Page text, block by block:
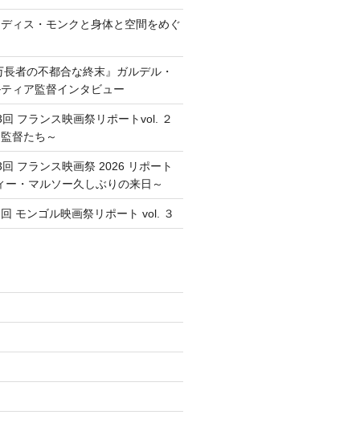
ィス・モンクと身体と空間をめぐ
者の不都合な終末』ガルデル・
ィア監督インタビュー
フランス映画祭リポートvol. ２
督たち～
フランス映画祭 2026 リポート
・マルソー久しぶりの来日～
モンゴル映画祭リポート vol. ３